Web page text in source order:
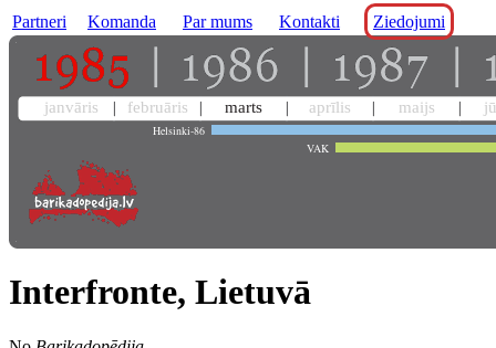
Partneri Komanda Par mums Kontakti Ziedojumi
janvāris februāris marts aprīlis maijs
Helsinki-86
VAK
Interfronte, Lietuvā